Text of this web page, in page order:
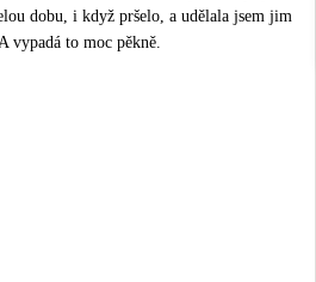
odpadní vody
dobu, i když pršelo, a udělala jsem jim
to moc pěkně.